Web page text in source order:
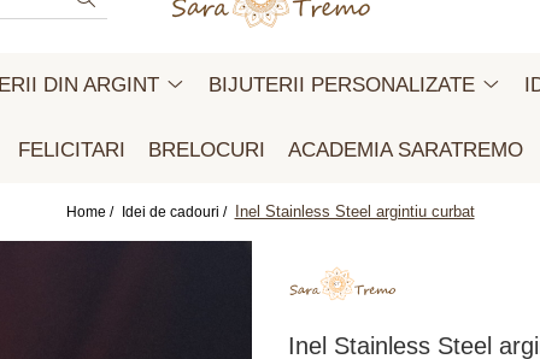
DIN ARGINT BIJUTERII PERSONALIZATE
FELICITARI BRELOCURI ACADEMIA SARATREMO
Home / Idei de cadouri / Inel Stainless Steel argintiu curbat
Inel Stainless Steel